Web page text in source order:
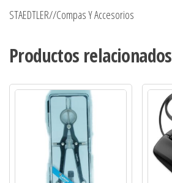
STAEDTLER//Compas Y Accesorios
Productos relacionados